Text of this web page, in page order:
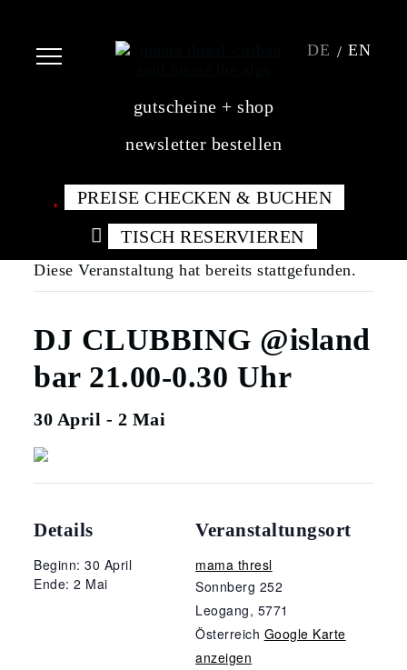
DE EN
gutscheine + shop
newsletter bestellen
PREISE CHECKEN & BUCHEN
TISCH RESERVIEREN
Diese Veranstaltung hat bereits stattgefunden.
DJ CLUBBING @island
bar 21.00-0.30 Uhr
30 April - 2 Mai
Details
Beginn: 30 April
Ende: 2 Mai
Veranstaltungsort
mama thresl
Sonnberg 252
Leogang, 5771
Österreich Google Karte
anzeigen